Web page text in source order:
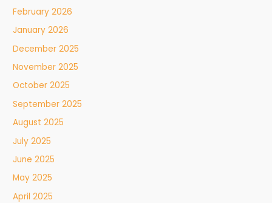
February 2026
January 2026
December 2025
November 2025
October 2025
September 2025
August 2025
July 2025
June 2025
May 2025
April 2025